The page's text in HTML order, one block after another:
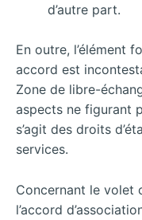
d’autre part.
En outre, l’élément
accord est
Zone de libre-
aspects ne figurant
s’agit des droits
services.
Concernant le volet
l’accord